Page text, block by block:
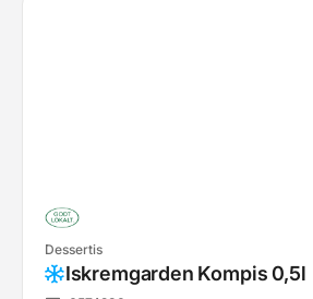
Dessertis
Iskremgarden Kompis 0,5l